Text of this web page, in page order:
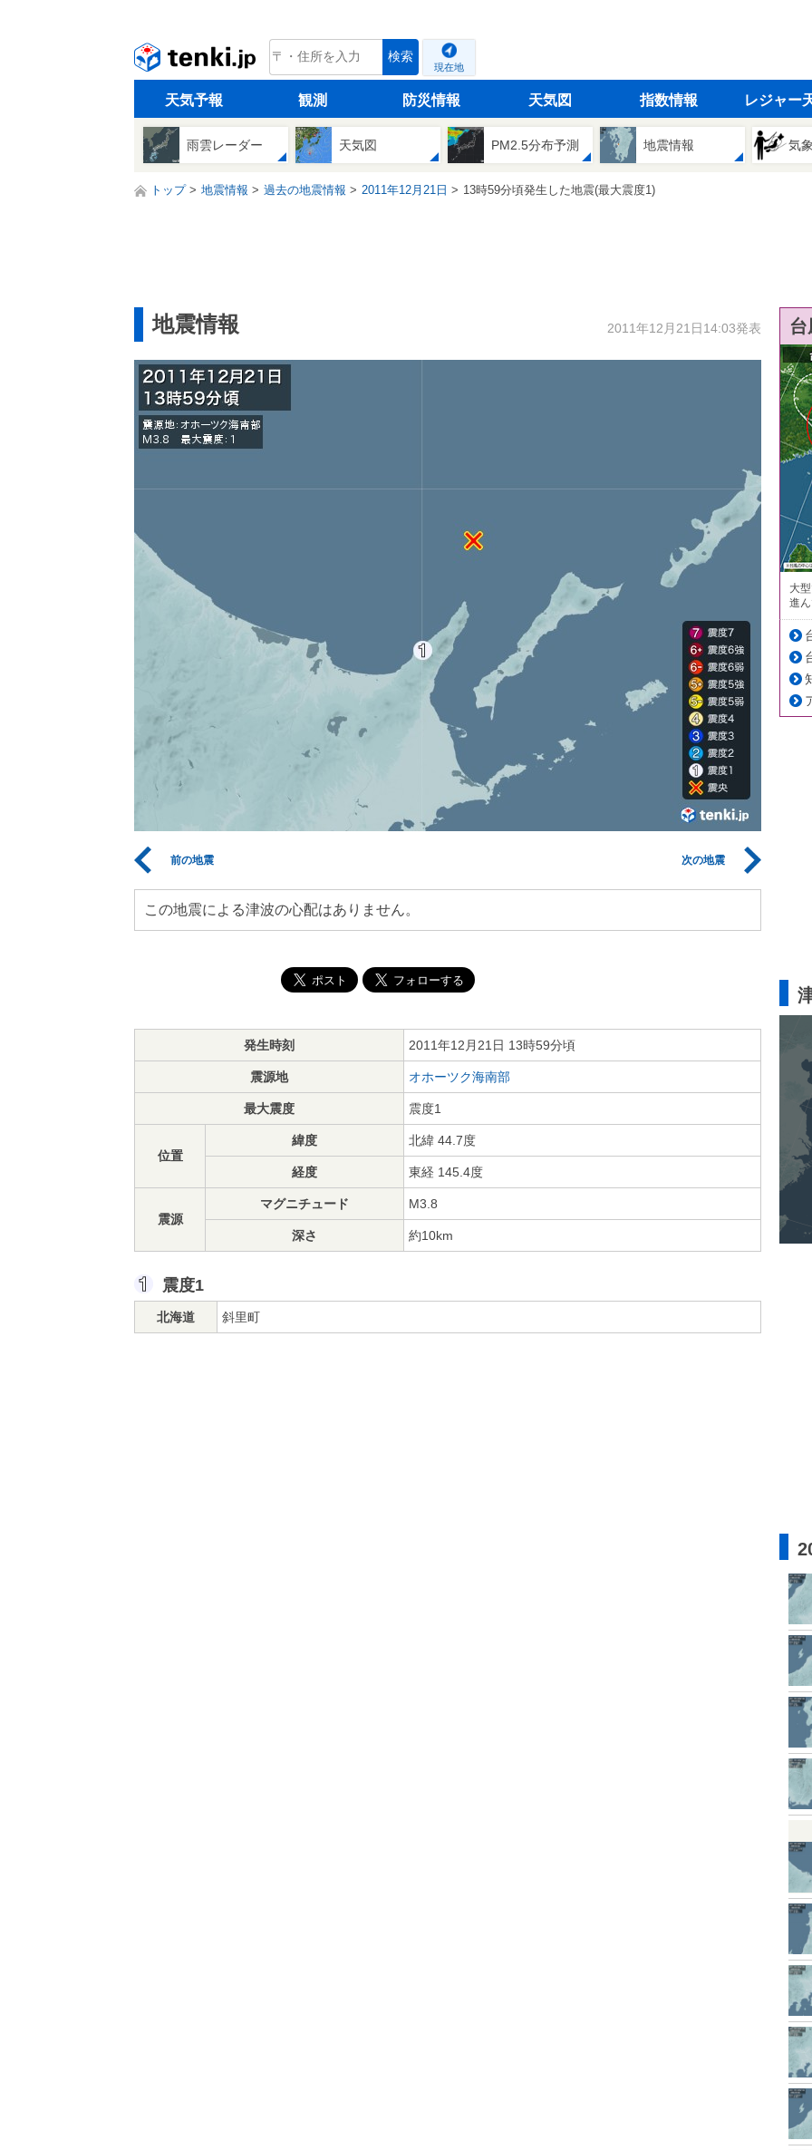
tenki.jp 検索
現在地
天気予報 観測 防災情報 天気図 指数情報 レジャー
雨雲レーダー 天気図 PM2.5分布予測 地震情報 気
トップ 地震情報 過去の地震情報 2011年12月21日 13時59分頃発生した地震(最大震度1)
地震情報 2011年12月21日14:03発表
前の地震 次の地震
この地震による津波の心配はありません。
発生時刻 2011年12月21日 13時59分頃
震源地 オホーツク海南部
最大震度 震度1
位置
緯度 北緯 44.7度
経度 東経 145.4度
震源
マグニチュード M3.8
深さ 約10km
震度1
北海道 斜里町
大
進